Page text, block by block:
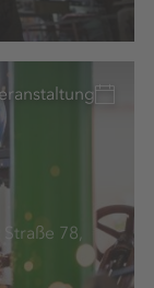
78,